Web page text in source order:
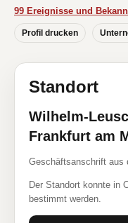
99 Ereignisse und
Profil drucken
Standort
Wilhelm-
Frankfurt am
Geschäftsanschrift aus
Der Standort konnte in
bestimmt werden.